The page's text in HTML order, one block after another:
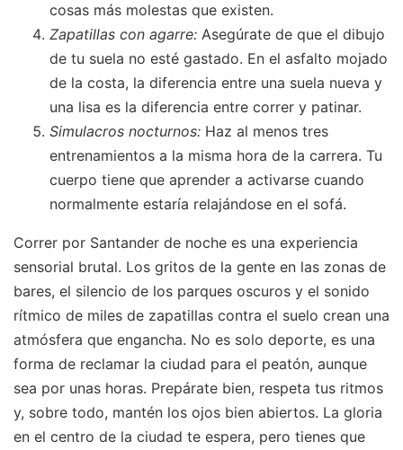
cosas más molestas que existen.
Zapatillas con agarre: Asegúrate de que el dibujo
de tu suela no esté gastado. En el asfalto mojado
de la costa, la diferencia entre una suela nueva y
una lisa es la diferencia entre correr y patinar.
Simulacros nocturnos: Haz al menos tres
entrenamientos a la misma hora de la carrera. Tu
cuerpo tiene que aprender a activarse cuando
normalmente estaría relajándose en el sofá.
Correr por Santander de noche es una experiencia
sensorial brutal. Los gritos de la gente en las zonas de
bares, el silencio de los parques oscuros y el sonido
rítmico de miles de zapatillas contra el suelo crean una
atmósfera que engancha. No es solo deporte, es una
forma de reclamar la ciudad para el peatón, aunque
sea por unas horas. Prepárate bien, respeta tus ritmos
y, sobre todo, mantén los ojos bien abiertos. La gloria
en el centro de la ciudad te espera, pero tienes que